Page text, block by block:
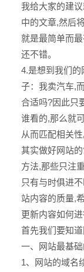
我给大家的建
中的文章,然后
就是最简单而
还不错。
4.是想到我们的
子：我卖汽车,
合适吗?因此只
谁看的,那么就
从而匹配相关性
其实做好网站
方法,那些只注
只有与时俱进
站内容的质量,
更新内容如何进
首先我们要知道
一、网站最基础
1、网站的域名